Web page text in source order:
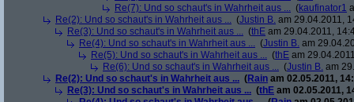
Re(7): Und so schaut's in Wahrheit aus ... (kaufinator1
Re(2): Und so schaut's in Wahrheit aus ... (Justin B. am 29.04.2011,
Re(3): Und so schaut's in Wahrheit aus ... (thE am 29.04.2011,
Re(4): Und so schaut's in Wahrheit aus ... (Justin B. am
Re(5): Und so schaut's in Wahrheit aus ... (thE am
Re(6): Und so schaut's in Wahrheit aus ... (Justin B. am
Re(2): Und so schaut's in Wahrheit aus ... (Rain am 02.05.2011,
Re(3): Und so schaut's in Wahrheit aus ... (thE am 02.05.2011,